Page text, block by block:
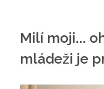
Milí moji...
mládeži je